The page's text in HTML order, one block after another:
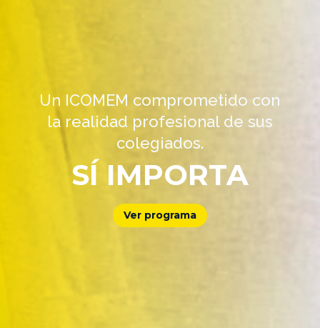
Un ICOMEM comprometido con
la realidad profesional de sus
colegiados.
SÍ IMPORTA
Ver programa